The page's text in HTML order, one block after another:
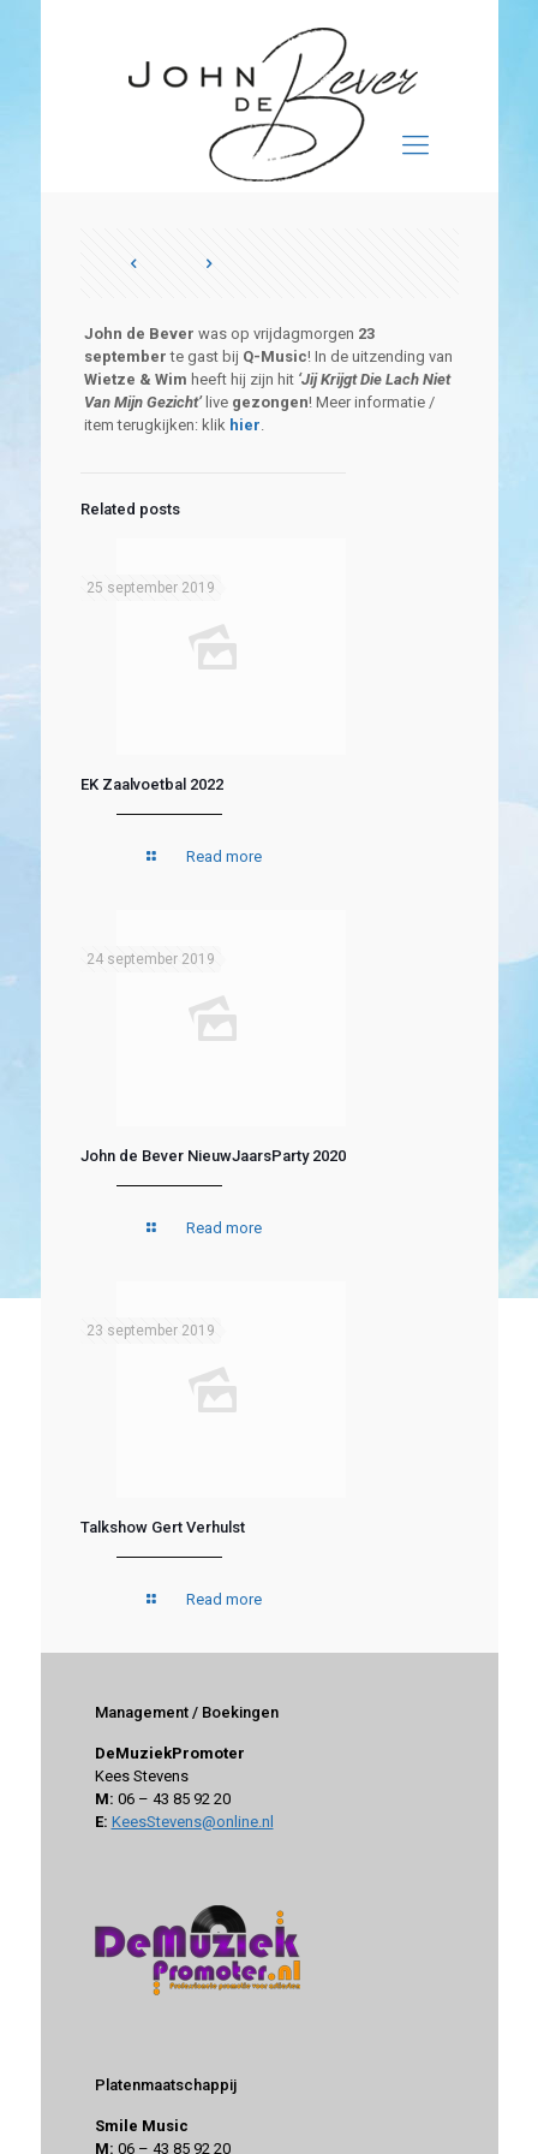
John de Bever was op vrijdagmorgen 23
september te gast bij Q-Music! In de uitzending van
Wietze & Wim heeft hij zijn hit ‘Jij Krijgt Die Lach Niet
Van Mijn Gezicht’live gezongen! Meer informatie /
item terugkijken: klik hier.
Related posts
25 september 2019
EK Zaalvoetbal 2022
Read more
24 september 2019
John de Bever NieuwJaarsParty 2020
Read more
23 september 2019
Talkshow Gert Verhulst
Read more
Management / Boekingen
DeMuziekPromoter
Kees Stevens
M: 06 – 43 85 92 20
E: KeesStevens@online.nl
Platenmaatschappij
Smile Music
M: 06 – 43 85 92 20